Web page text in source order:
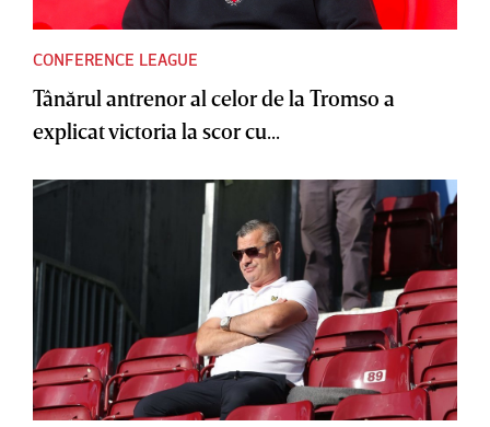
CONFERENCE LEAGUE
Tânărul antrenor al celor de la Tromso a
explicat victoria la scor cu...